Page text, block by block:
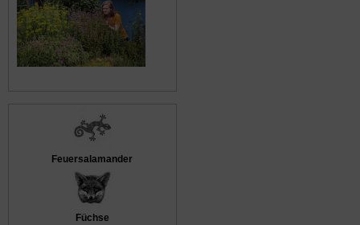
Feuersalamander
Füchse